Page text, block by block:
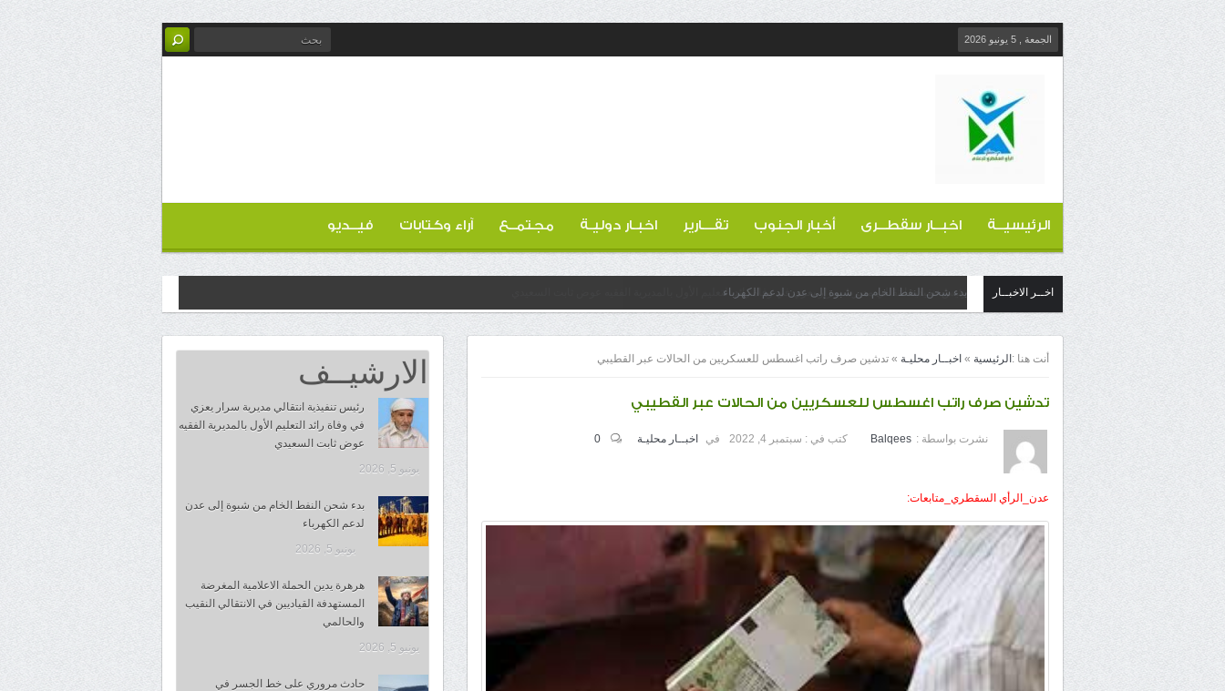
الجمعة , 5 يونيو 2026
الرئيسيــة اخبــار سقطــرى أخبار الجنوب تقـــارير اخبـار دوليـة مجتمــع آراء وكتابات فيــديو
اخــر الاخبــار بدء شحن النفط الخام من شبوة إلى عدن لدعم الكهرباء
أنت هنا : الرئيسية » اخبــار محليـة » تدشين صرف راتب اغسطس للعسكريين من الحالات عبر القطيبي
تدشين صرف راتب اغسطس للعسكريين من الحالات عبر القطيبي
نشرت بواسطة : Balqees كتب في : سبتمبر 4, 2022 في اخبــار محليـة 0
عدن_الرأي السقطري_متابعات:
الارشيــف
رئيس تنفيذية انتقالي مديرية سرار يعزي
في وفاة رائد التعليم الأول بالمديرية الفقيه
عوض ثابت السعيدي
يونيو 5, 2026
بدء شحن النفط الخام من شبوة إلى عدن
لدعم الكهرباء
يونيو 5, 2026
هرهرة يدين الحملة الاعلامية المغرضة
المستهدفة القياديين في الانتقالي النقيب
والحالمي
يونيو 5, 2026
حادث مروري على خط الجسر في